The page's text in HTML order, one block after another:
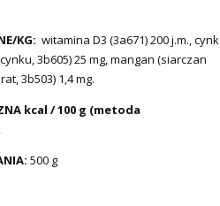
KG: witamina D3 (3a671) 200 j.m., cynk
3b605) 25 mg, mangan (siarczan
3b503) 1,4 mg.
kcal / 100 g (metoda
500 g